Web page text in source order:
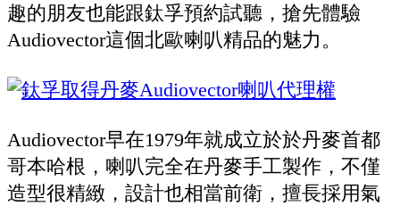
趣的朋友也能跟鈦孚預約試聽，搶先體驗
Audiovector這個北歐喇叭精品的魅力。
Audiovector早在1979年就成立於於丹麥首都
哥本哈根，喇叭完全在丹麥手工製作，不僅
造型很精緻，設計也相當前衛，擅長採用氣